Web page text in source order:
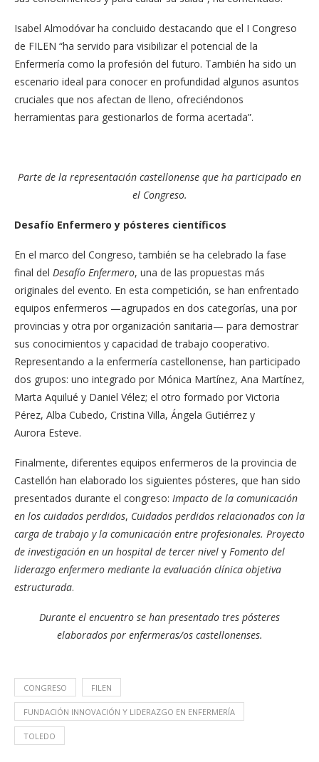
Isabel Almodóvar ha concluido destacando que el I Congreso
de FILEN “ha servido para visibilizar el potencial de la
Enfermería como la profesión del futuro. También ha sido un
escenario ideal para conocer en profundidad algunos asuntos
cruciales que nos afectan de lleno, ofreciéndonos
herramientas para gestionarlos de forma acertada”.
Parte de la representación castellonense que ha participado en
el Congreso.
Desafío Enfermero y pósteres científicos
En el marco del Congreso, también se ha celebrado la fase
final del Desafío Enfermero, una de las propuestas más
originales del evento. En esta competición, se han enfrentado
equipos enfermeros —agrupados en dos categorías, una por
provincias y otra por organización sanitaria— para demostrar
sus conocimientos y capacidad de trabajo cooperativo.
Representando a la enfermería castellonense, han participado
dos grupos: uno integrado por Mónica Martínez, Ana Martínez,
Marta Aquilué y Daniel Vélez; el otro formado por Victoria
Pérez, Alba Cubedo, Cristina Villa, Ángela Gutiérrez y
Aurora Esteve.
Finalmente, diferentes equipos enfermeros de la provincia de
Castellón han elaborado los siguientes pósteres, que han sido
presentados durante el congreso: Impacto de la comunicación
en los cuidados perdidos, Cuidados perdidos relacionados con la
carga de trabajo y la comunicación entre profesionales. Proyecto
de investigación en un hospital de tercer nivel y Fomento del
liderazgo enfermero mediante la evaluación clínica objetiva
estructurada.
Durante el encuentro se han presentado tres pósteres
elaborados por enfermeras/os castellonenses.
CONGRESO FILEN
FUNDACIÓN INNOVACIÓN Y LIDERAZGO EN ENFERMERÍA
TOLEDO